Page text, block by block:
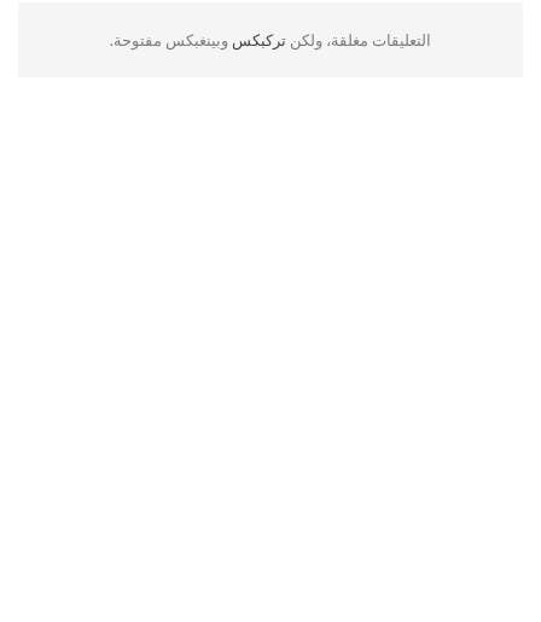
التعليقات مغلقة، ولكن تركبكس وبينغبكس مفتوحة.